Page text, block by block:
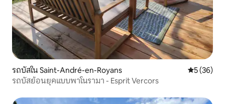
รถบัสใน Saint-André-en-Royans คะแนนเฉลี่
5 (36)
รถบัสย้อนยุคแบบพาโนรามา - Esprit Vercors